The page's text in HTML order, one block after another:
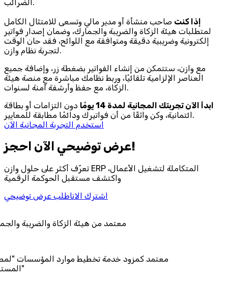
الضرائب.
إذا كنت صاحب منشأة أو مدير مالي وتسعى للامتثال الكامل
لمتطلبات هيئة الزكاة والضريبة والجمارك، وضمان إصدار فواتير
إلكترونية وضريبية دقيقة ومتوافقة مع اللوائح، فقد حان الوقت
لتجربة نظام وازن.
مع وازن، ستتمكن من إنشاء الفواتير بضغطة زر، وإضافة جميع
العناصر الإلزامية تلقائيًا، وربط نظامك مباشرة مع منصة هيئة
الزكاة، مع حفظ وأرشفة آمنة لسنوات.
ابدأ الآن تجربتك المجانية لمدة 14 يومًا
دون التزامات أو بطاقة
ائتمانية، وكن واثقًا من أن فواتيرك ودائمًا مطابقة للمعايير.
استخدم التجربة المجانية الآن
احجز‎ عرض توضيحي الآن!
تعرّف أكثر على حلول وازن ERP المتكاملة لتشغيل الأعمال،
واكتشف مستقبل الحوكمة الرقمية
اشترك الاناطلب عرض توضيحي
معتمد من هيئة الزكاة
معتمد كمزود خدمة تخطيط موارد